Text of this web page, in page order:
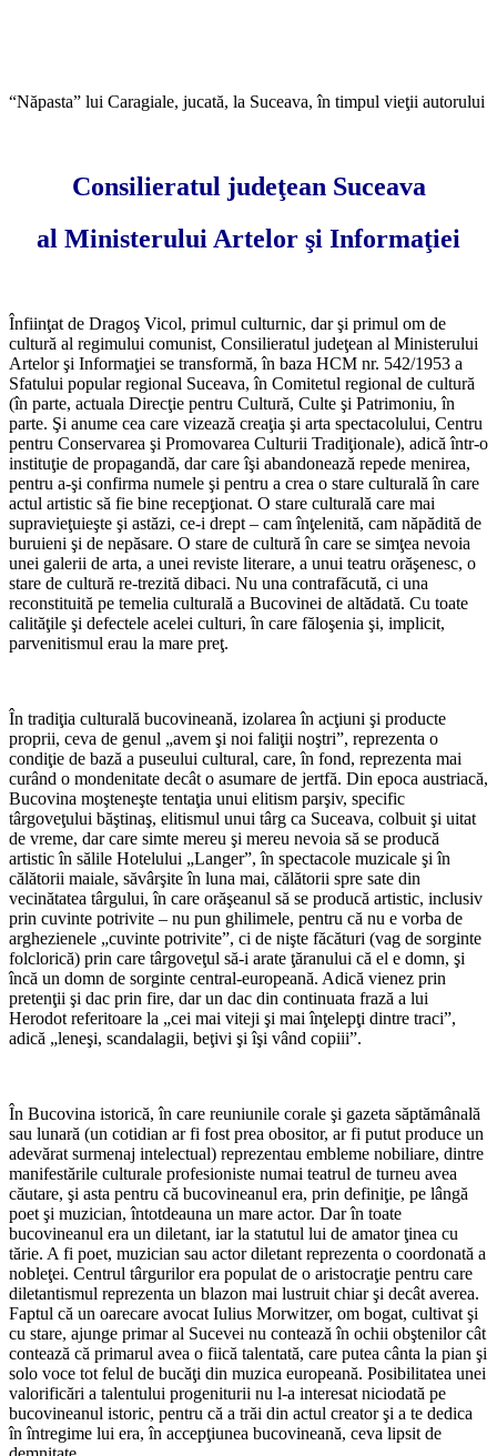
“Năpasta” lui Caragiale, jucată, la Suceava, în timpul vieţii autorului
Consilieratul judeţean Suceava
al Ministerului Artelor şi Informaţiei
Înfiinţat de Dragoş Vicol, primul culturnic, dar şi primul om de
cultură al regimului comunist, Consilieratul judeţean al Ministerului
Artelor şi Informaţiei se transformă, în baza HCM nr. 542/1953 a
Sfatului popular regional Suceava, în Comitetul regional de cultură
(în parte, actuala Direcţie pentru Cultură, Culte şi Patrimoniu, în
parte. Şi anume cea care vizează creaţia şi arta spectacolului, Centru
pentru Conservarea şi Promovarea Culturii Tradiţionale), adică într-o
instituţie de propagandă, dar care îşi abandonează repede menirea,
pentru a-şi confirma numele şi pentru a crea o stare culturală în care
actul artistic să fie bine recepţionat. O stare culturală care mai
supravieţuieşte şi astăzi, ce-i drept – cam înţelenită, cam năpădită de
buruieni şi de nepăsare. O stare de cultură în care se simţea nevoia
unei galerii de arta, a unei reviste literare, a unui teatru orăşenesc, o
stare de cultură re-trezită dibaci. Nu una contrafăcută, ci una
reconstituită pe temelia culturală a Bucovinei de altădată. Cu toate
calităţile şi defectele acelei culturi, în care făloşenia şi, implicit,
parvenitismul erau la mare preţ.
În tradiţia culturală bucovineană, izolarea în acţiuni şi producte
proprii, ceva de genul „avem şi noi faliţii noştri”, reprezenta o
condiţie de bază a puseului cultural, care, în fond, reprezenta mai
curând o mondenitate decât o asumare de jertfă. Din epoca austriacă,
Bucovina moşteneşte tentaţia unui elitism parşiv, specific
târgoveţului băştinaş, elitismul unui târg ca Suceava, colbuit şi uitat
de vreme, dar care simte mereu şi mereu nevoia să se producă
artistic în sălile Hotelului „Langer”, în spectacole muzicale şi în
călătorii maiale, săvârşite în luna mai, călătorii spre sate din
vecinătatea târgului, în care orăşeanul să se producă artistic, inclusiv
prin cuvinte potrivite – nu pun ghilimele, pentru că nu e vorba de
arghezienele „cuvinte potrivite”, ci de nişte făcături (vag de sorginte
folclorică) prin care târgoveţul să-i arate ţăranului că el e domn, şi
încă un domn de sorginte central-europeană. Adică vienez prin
pretenţii şi dac prin fire, dar un dac din continuata frază a lui
Herodot referitoare la „cei mai viteji şi mai înţelepţi dintre traci”,
adică „leneşi, scandalagii, beţivi şi îşi vând copiii”.
În Bucovina istorică, în care reuniunile corale şi gazeta săptămânală
sau lunară (un cotidian ar fi fost prea obositor, ar fi putut produce un
adevărat surmenaj intelectual) reprezentau embleme nobiliare, dintre
manifestările culturale profesioniste numai teatrul de turneu avea
căutare, şi asta pentru că bucovineanul era, prin definiţie, pe lângă
poet şi muzician, întotdeauna un mare actor. Dar în toate
bucovineanul era un diletant, iar la statutul lui de amator ţinea cu
tărie. A fi poet, muzician sau actor diletant reprezenta o coordonată a
nobleţei. Centrul târgurilor era populat de o aristocraţie pentru care
diletantismul reprezenta un blazon mai lustruit chiar şi decât averea.
Faptul că un oarecare avocat Iulius Morwitzer, om bogat, cultivat şi
cu stare, ajunge primar al Sucevei nu contează în ochii obştenilor cât
contează că primarul avea o fiică talentată, care putea cânta la pian şi
solo voce tot felul de bucăţi din muzica europeană. Posibilitatea unei
valorificări a talentului progeniturii nu l-a interesat niciodată pe
bucovineanul istoric, pentru că a trăi din actul creator şi a te dedica
în întregime lui era, în accepţiunea bucovineană, ceva lipsit de